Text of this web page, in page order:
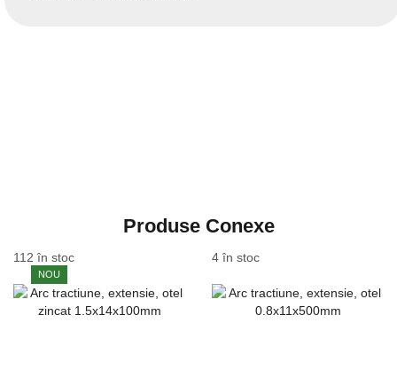
Produse Conexe
NOU
112 în stoc 4 în stoc